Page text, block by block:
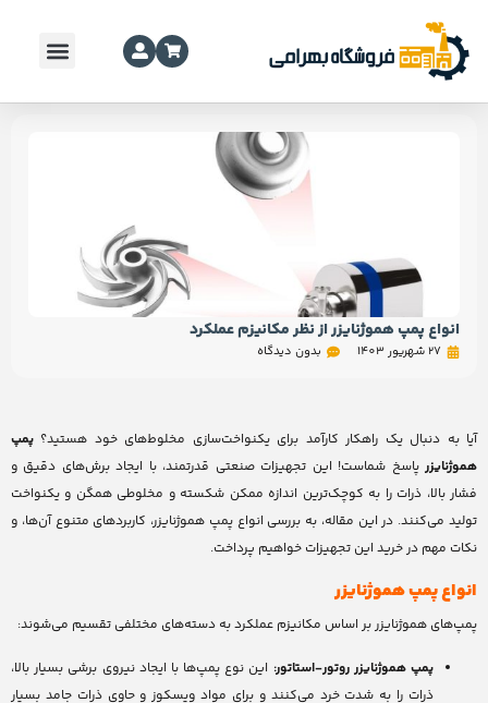
انواع پمپ هموژنایزر از نظر مکانیزم عملکرد
27 شهریور 1403 بدون دیدگاه
آیا به دنبال یک راهکار کارآمد برای یکنواخت‌سازی مخلوط‌های خود هستید؟ پمپ
هموژنایزر پاسخ شماست! این تجهیزات صنعتی قدرتمند، با ایجاد برش‌های دقیق و
فشار بالا، ذرات را به کوچک‌ترین اندازه ممکن شکسته و مخلوطی همگن و یکنواخت
تولید می‌کنند. در این مقاله، به بررسی انواع پمپ هموژنایزر، کاربردهای متنوع آن‌ها، و
نکات مهم در خرید این تجهیزات خواهیم پرداخت.
انواع پمپ هموژنایزر
پمپ‌های هموژنایزر بر اساس مکانیزم عملکرد به دسته‌های مختلفی تقسیم می‌شوند:
پمپ هموژنایزر روتور-استاتور: این نوع پمپ‌ها با ایجاد نیروی برشی بسیار بالا،
ذرات را به شدت خرد می‌کنند و برای مواد ویسکوز و حاوی ذرات جامد بسیار